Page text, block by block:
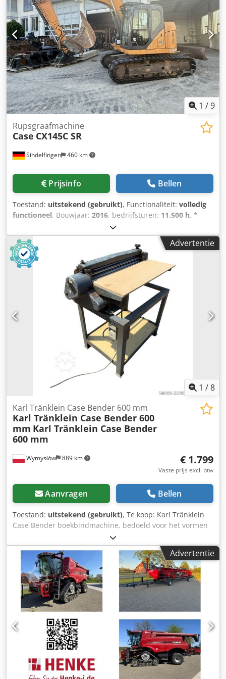
1 /9
Sindelfingen 460 km
Rupsgraafmachine
Case CX145C SR
Prijsinfo Bellen
Toestand: uitstekend (gebruikt), Functionaliteit: volledig
functioneel, Bouwjaar: 2016, bedrijfsturen: 11.500 h, *
11.500 bedrijfsuren * Bedrijfsgewicht 15.700 kg *
Motorvermogen 77 kW * Roadliner * hydraulische
snelwissel * airconditioning Dcjdpoy Rm H Eefx Am Hok
Advertentie
1 /8
Wymysłów 889 km
Karl Tränklein Case Bender 600 mm
Karl Tränklein Case Bender 600
mm Karl Tränklein Case Bender
600 mm
€ 1.799
Vaste prijs excl. btw
Aanvragen Bellen
Toestand: uitstekend (gebruikt), Te koop: Karl Tränklein
Case Bender boekbindmachine, bedoeld voor het vormen
en buigen van ruggen van harde boekomslagen. Het
apparaat geeft omslagen de juiste radius, waardoor deze
perfect aansluiten op het boekblok. De machine is
uitgerust met verstelbare rollen waarmee deze kan
worden aangepast aan verschillende omslagdiktes. De
robuuste gietijzeren constructie zorgt voor hoge precisie
en jarenlang gebruik. Technische gegevens: Fabrikant: Karl
Tränklein Dcodpfx Amsziwnbo Hek Type: Case Bender /
rugvormmachine Werkbreedte: ca. 600 mm Instelbare
roldraad Stabiele gietijzeren constructie Elektrische
aandrijving Werktafel Staat: gebruikt Toepassingen:
productie van hardcover boeken, boekbinderijen,
drukkerijen, grafische bedrijven, productie van albums,
catalogi en omslagen.
Advertentie